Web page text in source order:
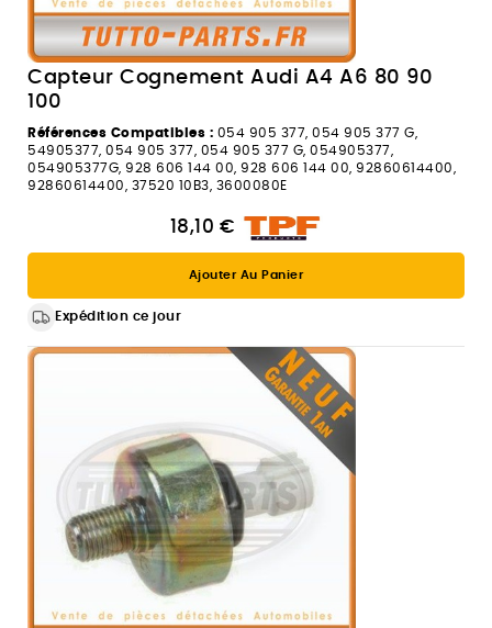
Capteur Cognement Audi A4 A6 80 90
100
Références Compatibles : 054 905 377, 054 905 377 G,
54905377, 054 905 377, 054 905 377 G, 054905377,
054905377G, 928 606 144 00, 928 606 144 00, 92860614400,
92860614400, 37520 10B3, 3600080E
18,10 €
Ajouter Au Panier
Expédition ce jour